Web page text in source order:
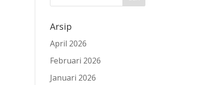
Arsip
April 2026
Februari 2026
Januari 2026